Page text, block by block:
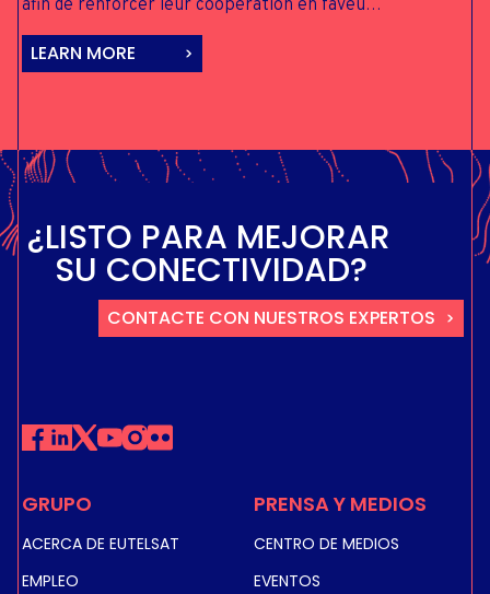
afin de renforcer leur coopération en faveu…
LEARN MORE
¿LISTO PARA MEJORAR
SU CONECTIVIDAD?
CONTACTE CON NUESTROS EXPERTOS
GRUPO
ACERCA DE EUTELSAT
EMPLEO
PRENSA Y MEDIOS
CENTRO DE MEDIOS
EVENTOS